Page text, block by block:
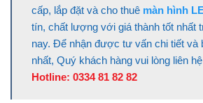
cấp, lắp đặt và cho thuê màn hình
tín, chất lượng với giá thành tốt nhất
nay. Để nhận được tư vấn chi tiết và
nhất, Quý khách hàng vui lòng liên
Hotline: 0334 81 82 82